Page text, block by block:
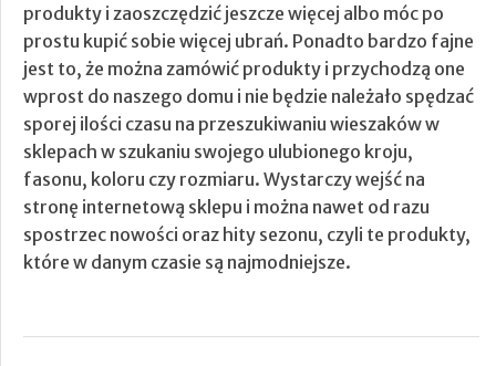
produkty i zaoszczędzić jeszcze więcej albo móc po
prostu kupić sobie więcej ubrań. Ponadto bardzo fajne
jest to, że można zamówić produkty i przychodzą one
wprost do naszego domu i nie będzie należało spędzać
sporej ilości czasu na przeszukiwaniu wieszaków w
sklepach w szukaniu swojego ulubionego kroju,
fasonu, koloru czy rozmiaru. Wystarczy wejść na
stronę internetową sklepu i można nawet od razu
spostrzec nowości oraz hity sezonu, czyli te produkty,
które w danym czasie są najmodniejsze.